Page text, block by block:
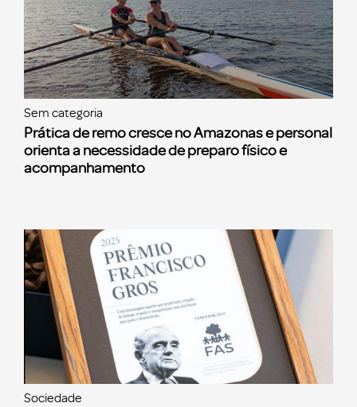
Sem categoria
Prática de remo cresce no Amazonas e personal
orienta a necessidade de preparo físico e
acompanhamento
Sociedade